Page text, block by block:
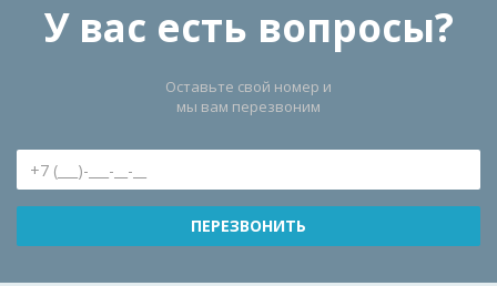
У вас есть вопросы?
Оставьте свой номер и
мы вам перезвоним